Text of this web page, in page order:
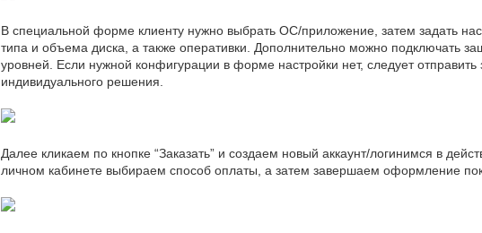
В специальной форме клиенту нужно выбрать ОС/приложение, затем задать
типа и объема диска, а также оперативки. Дополнительно можно подключать
уровней. Если нужной конфигурации в форме настройки нет, следует
индивидуального решения.
Далее кликаем по кнопке “Заказать” и создаем новый аккаунт/логинимся в
личном кабинете выбираем способ оплаты, а затем завершаем оформление